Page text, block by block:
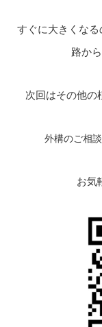
すぐに大きくな
路か
次回はその他
外構のご相
お気